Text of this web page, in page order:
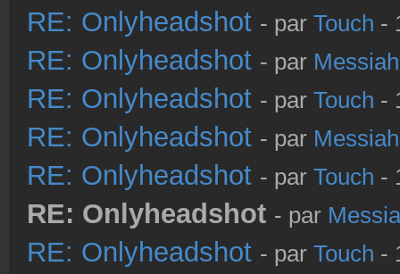
RE: Onlyheadshot - par Touch -
RE: Onlyheadshot - par
RE: Onlyheadshot - par Touch -
RE: Onlyheadshot - par
RE: Onlyheadshot - par Touch -
RE: Onlyheadshot - par
RE: Onlyheadshot - par Touch -